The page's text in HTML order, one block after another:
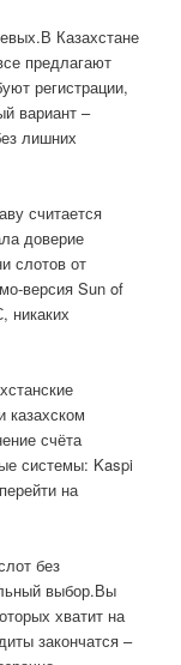
Казахстане
предлагают
регистрации,
вариант –
лишних
считается
доверие
слотов от
версия Sun of
никаких
казахском
счёта
системы: Kaspi
на
без
выбор.Вы
хватит на
закончатся –